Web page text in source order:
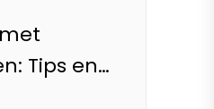
Tips en